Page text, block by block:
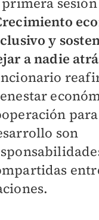
y
a nadie
son